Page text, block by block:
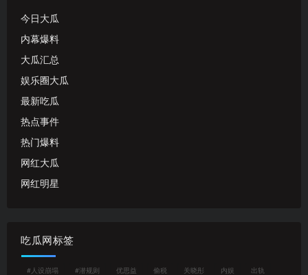
今日大瓜
内幕爆料
大瓜汇总
娱乐圈大瓜
最新吃瓜
热点事件
热门爆料
网红大瓜
网红明星
吃瓜网标签
#人设崩塌 #潜规则 优思益 偷税 关晓彤 内娱 出轨